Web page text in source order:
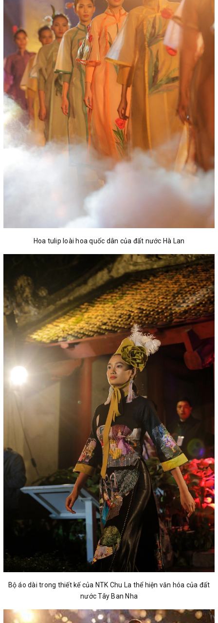
Hoa tulip loài hoa quốc dân của đất nước Hà Lan
Bộ áo dài trong thiết kế của NTK Chu La thể hiện văn hóa của đất
nước Tây Ban Nha